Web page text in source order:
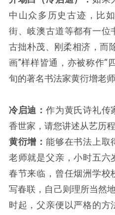
中山众多历史古迹，比
街、岐澳古道等都有一位
古拙朴茂、刚柔相济，而
画”样样皆通，亦被称作“
旬的著名书法家黄衍增老师
冷启迪： 作为黄氏诗礼传
香世家，请您讲述从艺历程
黄衍增： 能够在书法上取
老师就是父亲，小时五六
春节来临，曾任烟洲学校
写春联，自己则理所当然
时起，父亲便以严格的方